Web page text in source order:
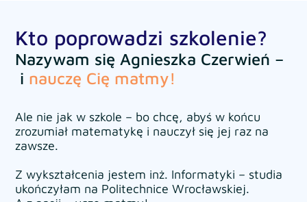
Kto poprowadzi szkolenie?
Nazywam się Agnieszka Czerwień –
i nauczę Cię matmy!
Ale nie jak w szkole – bo chcę, abyś w końcu
zrozumiał matematykę i nauczył się jej raz na
zawsze.
Z wykształcenia jestem inż. Informatyki – studia
ukończyłam na Politechnice Wrocławskiej.